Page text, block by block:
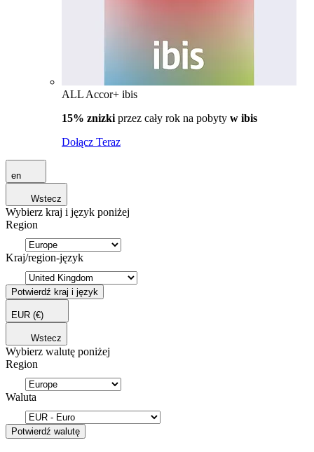
ALL Accor+ ibis
15% znizki przez cały rok na pobyty w ibis
Dołącz Teraz
en
Wstecz
Wybierz kraj i język poniżej
Region
Kraj/region-język
Potwierdź kraj i język
EUR (€)
Wstecz
Wybierz walutę poniżej
Region
Waluta
Potwierdź walutę